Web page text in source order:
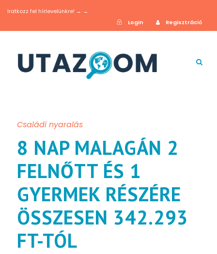
Iratkozz fel hírlevelünkre! → →
Login
Regisztráció
Családi nyaralás
8 NAP MALAGÁN 2
FELNŐTT ÉS 1
GYERMEK RÉSZÉRE
ÖSSZESEN 342.293
FT-TÓL